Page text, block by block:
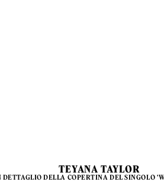
TEYANA TAYLOR
DETTAGLIO DELLA COPERTINA DEL SINGOLO